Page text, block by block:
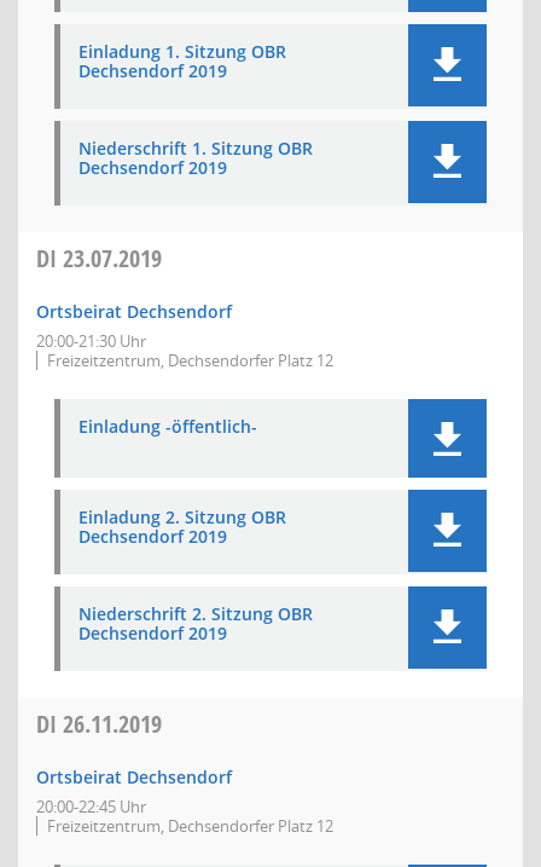
Einladung 1. Sitzung OBR
Dechsendorf 2019
Niederschrift 1. Sitzung OBR
Dechsendorf 2019
DI 23.07.2019
Ortsbeirat Dechsendorf
20:00-21:30 Uhr
Freizeitzentrum, Dechsendorfer Platz 12
Einladung -öffentlich-
Einladung 2. Sitzung OBR
Dechsendorf 2019
Niederschrift 2. Sitzung OBR
Dechsendorf 2019
DI 26.11.2019
Ortsbeirat Dechsendorf
20:00-22:45 Uhr
Freizeitzentrum, Dechsendorfer Platz 12